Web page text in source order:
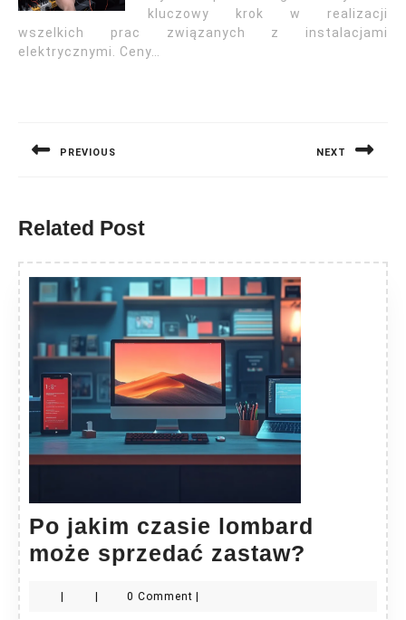
kluczowy krok w realizacji
wszelkich prac związanych z instalacjami
elektrycznymi. Ceny…
PREVIOUS NEXT
Related Post
Po jakim czasie lombard
może sprzedać zastaw?
0 Comment